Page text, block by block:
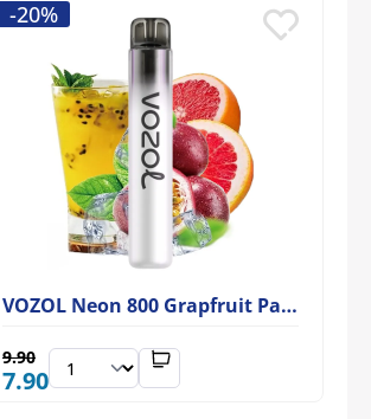
VOZOL Neon 800 Grapfruit Passion Fruit Tea
7.90
9.90
-20%